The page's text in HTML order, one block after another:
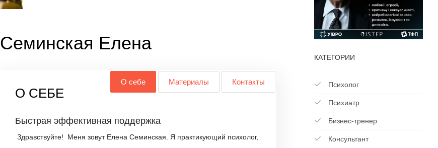
Семинская Елена
О себе Материалы Контакты
О СЕБЕ
Быстрая эффективная поддержка
Здравствуйте! Меня зовут Елена Семинская. Я практикующий психолог,
КАТЕГОРИИ
Психолог
Психиатр
Бизнес-тренер
Консультант